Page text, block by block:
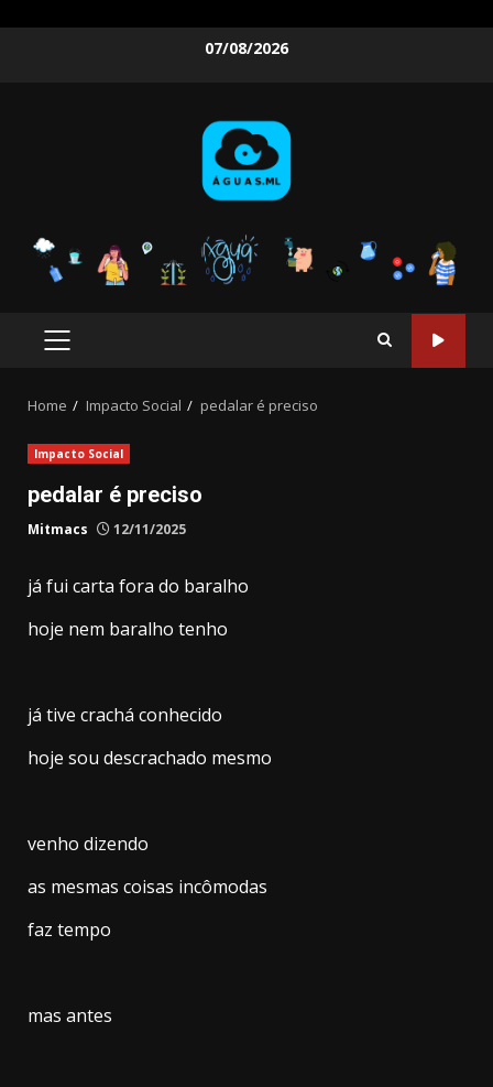
07/08/2026
PRIMARY
Home Impacto Social pedalar é preciso
Impacto Social
pedalar é preciso
Mitmacs 12/11/2025
já fui carta fora do baralho
hoje nem baralho tenho
já tive crachá conhecido
hoje sou descrachado mesmo
venho dizendo
as mesmas coisas incômodas
faz tempo
mas antes